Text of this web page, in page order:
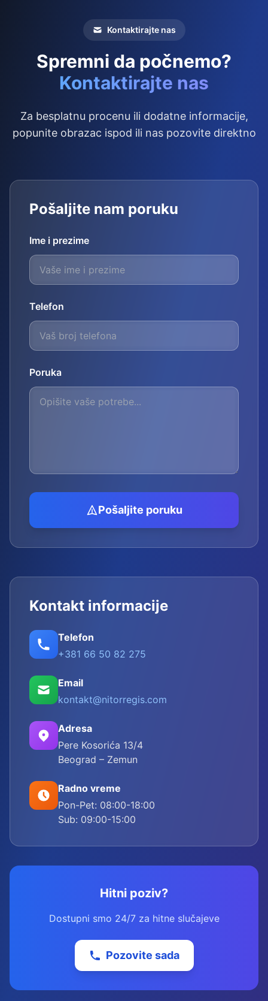
Kontaktirajte nas
Spremni da počnemo?
Kontaktirajte nas
Za besplatnu procenu ili dodatne informacije,
popunite obrazac ispod ili nas pozovite direktno
Pošaljite nam poruku
Ime i prezime
Telefon
Poruka
Pošaljite poruku
Kontakt informacije
Telefon
+381 66 50 82 275
Email
kontakt@nitorregis.com
Adresa
Pere Kosorića 13/4
Beograd – Zemun
Radno vreme
Pon-Pet: 08:00-18:00
Sub: 09:00-15:00
Hitni poziv?
Dostupni smo 24/7 za hitne slučajeve
Pozovite sada